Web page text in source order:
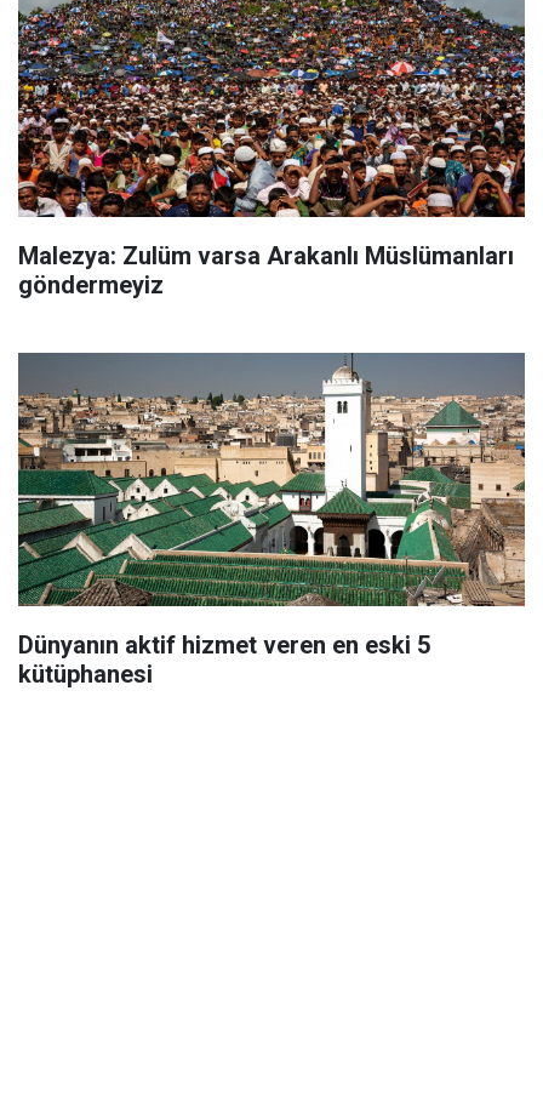
Malezya: Zulüm varsa Arakanlı Müslümanları
göndermeyiz
Dünyanın aktif hizmet veren en eski 5
kütüphanesi